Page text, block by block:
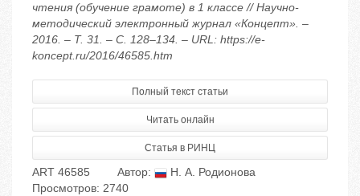
чтения (обучение грамоте) в 1 классе // Научно-
методический электронный журнал «Концепт». –
2016. – Т. 31. – С. 128–134. – URL: https://e-
koncept.ru/2016/46585.htm
Полный текст статьи
Читать онлайн
Статья в РИНЦ
ART 46585 Автор:
Н. А. Родионова
Просмотров: 2740